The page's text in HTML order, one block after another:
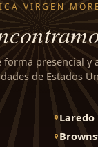
VIRGEN
presencial y
de Estados
Laredo